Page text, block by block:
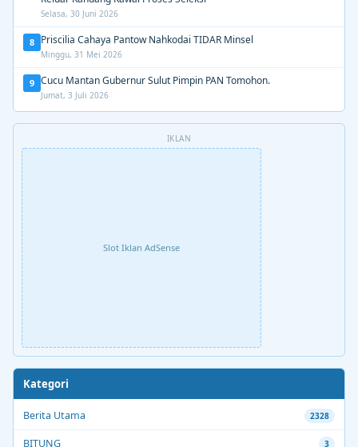
Selasa, 30 Juni 2026
8 Priscilia Cahaya Pantow Nahkodai TIDAR Minsel
Minggu, 31 Mei 2026
9 Cucu Mantan Gubernur Sulut Pimpin PAN Tomohon.
Jumat, 3 Juli 2026
IKLAN
Slot Iklan AdSense
Kategori
Berita Utama 2328
BITUNG 3